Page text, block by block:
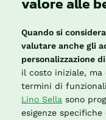
Quando si
valutare anche gli
personalizzazione
il costo iniziale, ma
termini di
Lino Sella sono
esigenze